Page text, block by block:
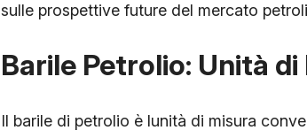
sulle prospettive future del mercato
Barile Petrolio: Unità
Il barile di petrolio è lunità di misura